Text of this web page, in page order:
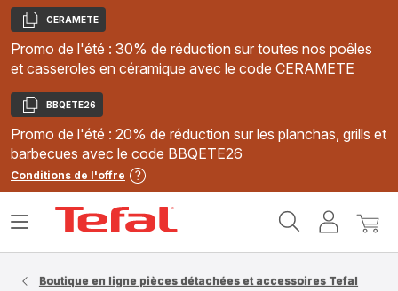
Copier
CERAMETE
Promo de l'été : 30% de réduction sur toutes nos poêles
et casseroles en céramique avec le code CERAMETE
Copier
BBQETE26
Promo de l'été : 20% de réduction sur les planchas, grills et
barbecues avec le code BBQETE26
Conditions de l'offre
MonMon
Ouvrir
Boutique en ligne pièces détachées et accessoires Tefal